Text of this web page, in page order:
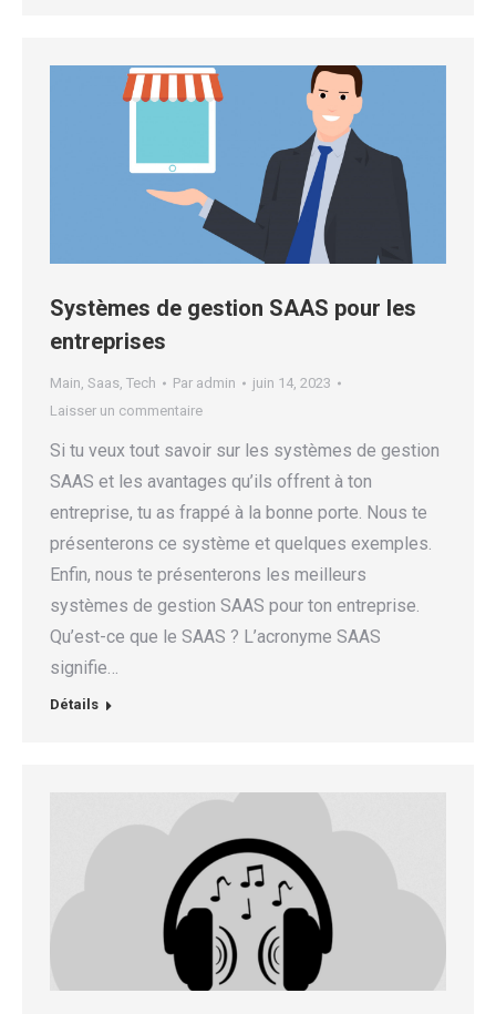
Systèmes de gestion SAAS pour les
entreprises
Main, Saas, Tech Par admin
juin 14, 2023
Laisser un commentaire
Si tu veux tout savoir sur les systèmes de gestion
SAAS et les avantages qu’ils offrent à ton
entreprise, tu as frappé à la bonne porte. Nous te
présenterons ce système et quelques exemples.
Enfin, nous te présenterons les meilleurs
systèmes de gestion SAAS pour ton entreprise.
Qu’est-ce que le SAAS ? L’acronyme SAAS
signifie…
Détails